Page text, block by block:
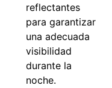
reflectantes
para garantizar
una adecuada
visibilidad
durante la
noche.